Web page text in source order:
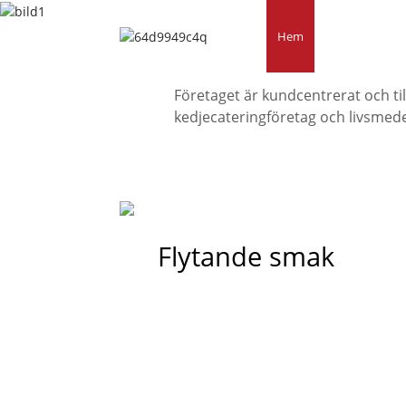
Hem
Företaget är kundcentrerat och
kedjecateringföretag och
Flytande smak